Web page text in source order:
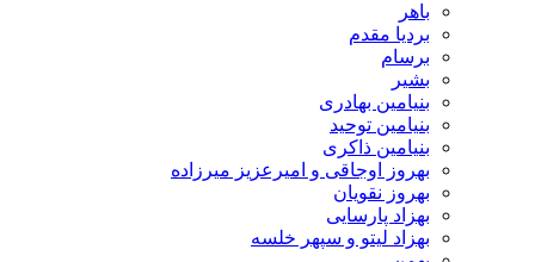
بردیا مقدم
بنیامین بهادری
بنیامین توحید
بنیامین ذاکری
بهروز اوجاقی و امیرعزیز میرزاده
بهروز نقویان
بهزاد پارسایی
بهزاد لیتو و سپهر خلسه